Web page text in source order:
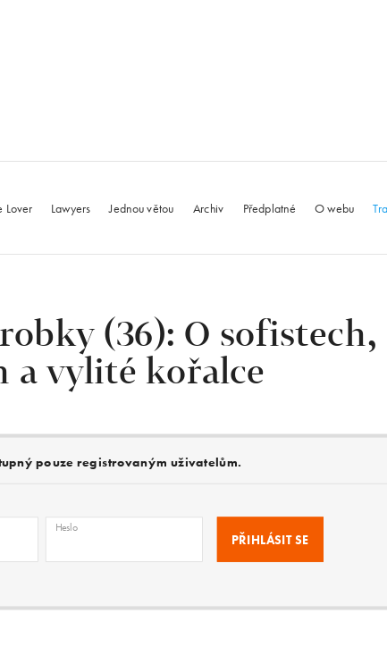
Lover Lawyers Jednou větou Archiv Předplatné O webu
(36): O sofistech,
a vylité kořalce
pouze registrovaným uživatelům.
Heslo